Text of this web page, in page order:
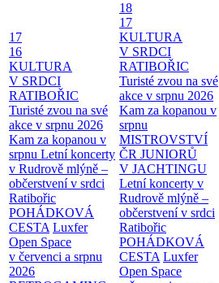
17
16
KULTURA
V SRDCI
RATIBOŘIC
Turisté zvou na své
akce v srpnu 2026
Kam za kopanou v
srpnu Letní koncerty
v Rudrově mlýně –
občerstvení v srdci
Ratibořic
POHÁDKOVÁ
CESTA Luxfer
Open Space
v červenci a srpnu
2026
18
17
KULTURA
V SRDCI
RATIBOŘIC
Turisté zvou na své
akce v srpnu 2026
Kam za kopanou v
srpnu
MISTROVSTVÍ
ČR JUNIORŮ
V JACHTINGU
Letní koncerty v
Rudrově mlýně –
občerstvení v srdci
Ratibořic
POHÁDKOVÁ
CESTA Luxfer
Open Space